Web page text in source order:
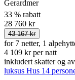
Gerardmer
33 % rabatt
28 760 kr
43 167 kr
for 7 netter, 1
4 109 kr per natt
inkludert skatter og
luksus Hus 14